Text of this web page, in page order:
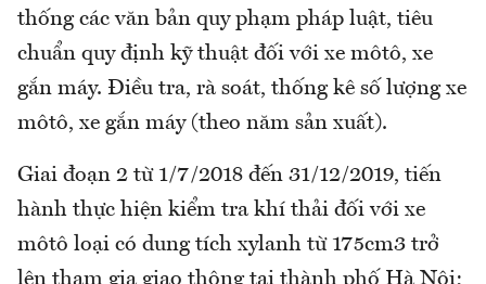
thống các văn bản quy phạm pháp luật, tiêu
chuẩn quy định kỹ thuật đối với xe môtô, xe
gắn máy. Điều tra, rà soát, thống kê số lượng xe
môtô, xe gắn máy (theo năm sản xuất).
Giai đoạn 2 từ 1/7/2018 đến 31/12/2019, tiến
hành thực hiện kiểm tra khí thải đối với xe
môtô loại có dung tích xylanh từ 175cm3 trở